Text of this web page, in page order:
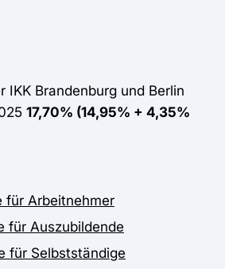
IKK Brandenburg und Berlin
17,70% (14,95% + 4,35%
für Arbeitnehmer
für Auszubildende
für Selbstständige